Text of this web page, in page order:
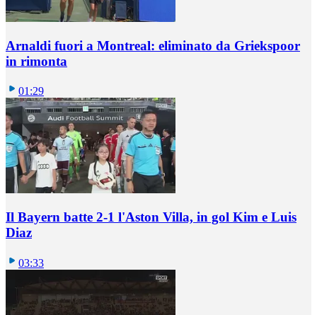
Arnaldi fuori a Montreal: eliminato da Griekspoor
in rimonta
01:29
Il Bayern batte 2-1 l'Aston Villa, in gol Kim e Luis
Diaz
03:33